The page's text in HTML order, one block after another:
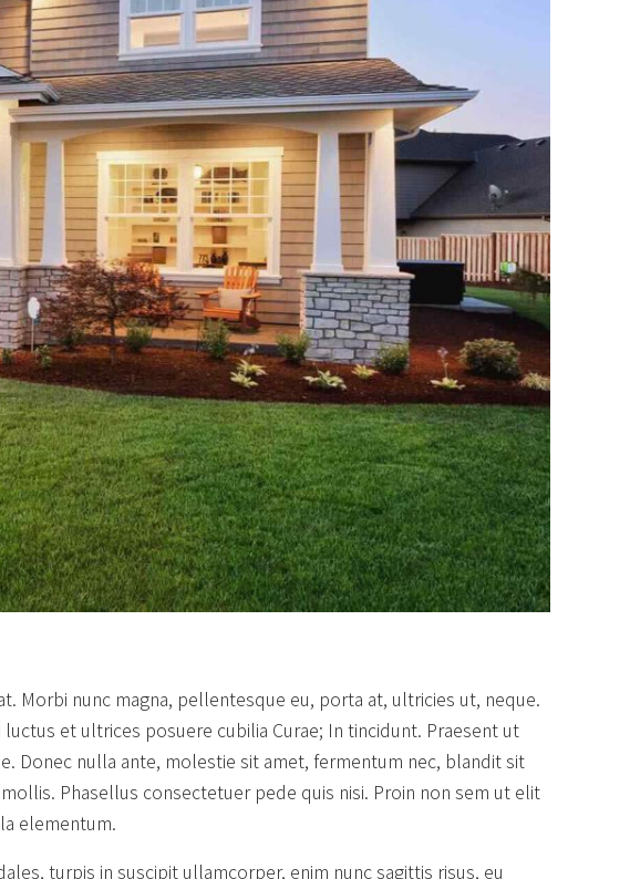
Morbi nunc magna, pellentesque eu, porta at, ultricies ut, neque.
et ultrices posuere cubilia Curae; In tincidunt. Praesent ut
Donec nulla ante, molestie sit amet, fermentum nec, blandit sit
Phasellus consectetuer pede quis nisi. Proin non sem ut elit
elementum.
turpis in suscipit ullamcorper, enim nunc sagittis risus, eu